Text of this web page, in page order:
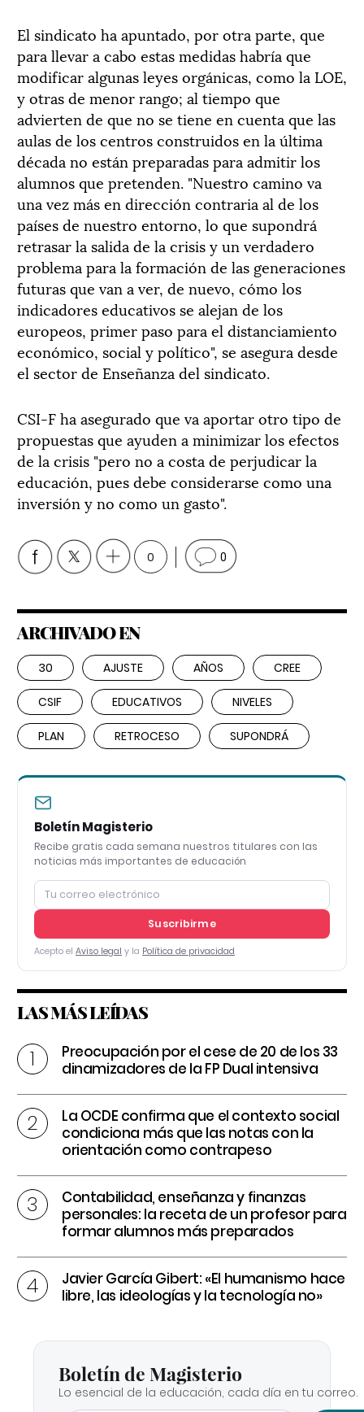
El sindicato ha apuntado, por otra parte, que
para llevar a cabo estas medidas habría que
modificar algunas leyes orgánicas, como la LOE,
y otras de menor rango; al tiempo que
advierten de que no se tiene en cuenta que las
aulas de los centros construidos en la última
década no están preparadas para admitir los
alumnos que pretenden. "Nuestro camino va
una vez más en dirección contraria al de los
países de nuestro entorno, lo que supondrá
retrasar la salida de la crisis y un verdadero
problema para la formación de las generaciones
futuras que van a ver, de nuevo, cómo los
indicadores educativos se alejan de los
europeos, primer paso para el distanciamiento
económico, social y político", se asegura desde
el sector de Enseñanza del sindicato.
CSI-F ha asegurado que va aportar otro tipo de
propuestas que ayuden a minimizar los efectos
de la crisis "pero no a costa de perjudicar la
educación, pues debe considerarse como una
inversión y no como un gasto".
0 0
ARCHIVADO EN
30 AJUSTE AÑOS CREE
CSIF EDUCATIVOS NIVELES
PLAN RETROCESO SUPONDRÁ
Boletín Magisterio
Recibe gratis cada semana nuestros titulares con las
noticias más importantes de educación
Suscribirme
Acepto el Aviso legal y la Política de privacidad
LAS MÁS LEÍDAS
Preocupación por el cese de 20 de los 33
dinamizadores de la FP Dual intensiva
La OCDE confirma que el contexto social
condiciona más que las notas con la
orientación como contrapeso
Contabilidad, enseñanza y finanzas
personales: la receta de un profesor para
formar alumnos más preparados
Javier García Gibert: «El humanismo hace
libre, las ideologías y la tecnología no»
Boletín de Magisterio
Lo esencial de la educación, cada día en tu correo.